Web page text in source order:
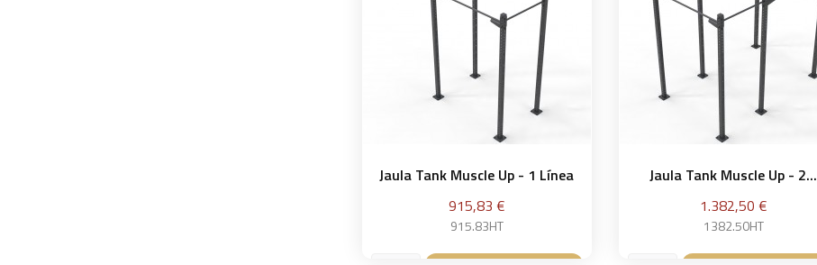
Jaula Tank Muscle Up - 1 Línea
Precio
915,83 €
915.83HT
Jaula Tank Muscle Up - 2...
Precio
1.382,50 €
1382.50HT